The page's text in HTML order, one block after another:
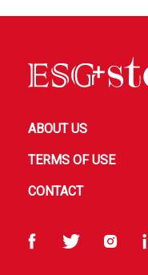
ABOUT US
TERMS OF USE
CONTACT